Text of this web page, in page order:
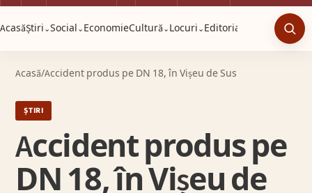
AcasăȘtiri ⌄Social ⌄ EconomieCultură ⌄ Locuri ⌄ Editorial
Acasă/Accident produs pe DN 18, în Vișeu de Sus
ȘTIRI
Accident produs pe
DN 18, în Vișeu de